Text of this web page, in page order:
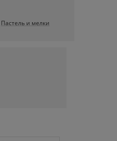
Пастель и мелки